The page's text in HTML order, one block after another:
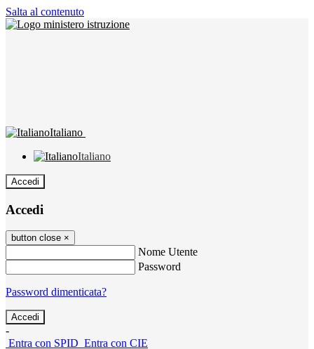
Salta al contenuto
Italiano
Italiano
Accedi
Accedi
button close ×
Nome Utente
Password
Password dimenticata?
-
Entra con SPID Entra con CIE